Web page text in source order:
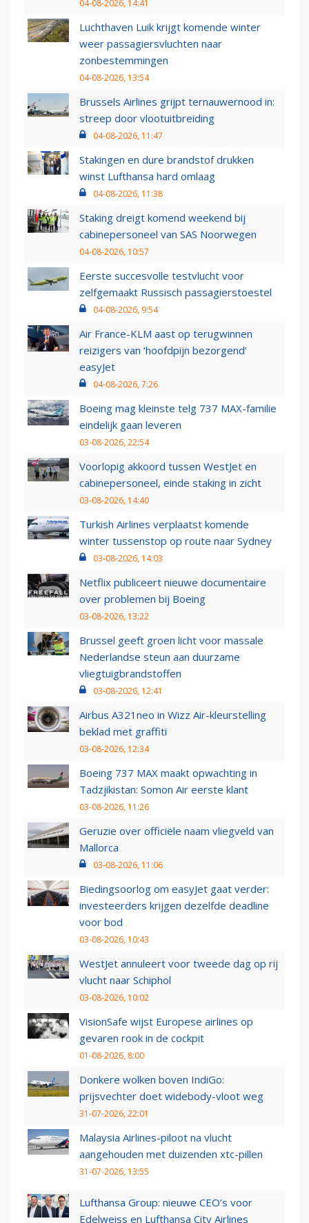
04-08-2026, 14:41
Luchthaven Luik krijgt komende winter
weer passagiersvluchten naar
zonbestemmingen
04-08-2026, 13:54
Brussels Airlines grijpt ternauwernood in:
streep door vlootuitbreiding
04-08-2026, 11:47
Stakingen en dure brandstof drukken
winst Lufthansa hard omlaag
04-08-2026, 11:38
Staking dreigt komend weekend bij
cabinepersoneel van SAS Noorwegen
04-08-2026, 10:57
Eerste succesvolle testvlucht voor
zelfgemaakt Russisch passagierstoestel
04-08-2026, 9:54
Air France-KLM aast op terugwinnen
reizigers van ‘hoofdpijn bezorgend’
easyJet
04-08-2026, 7:26
Boeing mag kleinste telg 737 MAX-familie
eindelijk gaan leveren
03-08-2026, 22:54
Voorlopig akkoord tussen WestJet en
cabinepersoneel, einde staking in zicht
03-08-2026, 14:40
Turkish Airlines verplaatst komende
winter tussenstop op route naar Sydney
03-08-2026, 14:03
Netflix publiceert nieuwe documentaire
over problemen bij Boeing
03-08-2026, 13:22
Brussel geeft groen licht voor massale
Nederlandse steun aan duurzame
vliegtuigbrandstoffen
03-08-2026, 12:41
Airbus A321neo in Wizz Air-kleurstelling
beklad met graffiti
03-08-2026, 12:34
Boeing 737 MAX maakt opwachting in
Tadzjikistan: Somon Air eerste klant
03-08-2026, 11:26
Geruzie over officiële naam vliegveld van
Mallorca
03-08-2026, 11:06
Biedingsoorlog om easyJet gaat verder:
investeerders krijgen dezelfde deadline
voor bod
03-08-2026, 10:43
WestJet annuleert voor tweede dag op rij
vlucht naar Schiphol
03-08-2026, 10:02
VisionSafe wijst Europese airlines op
gevaren rook in de cockpit
01-08-2026, 8:00
Donkere wolken boven IndiGo:
prijsvechter doet widebody-vloot weg
31-07-2026, 22:01
Malaysia Airlines-piloot na vlucht
aangehouden met duizenden xtc-pillen
31-07-2026, 13:55
Lufthansa Group: nieuwe CEO’s voor
Edelweiss en Lufthansa City Airlines